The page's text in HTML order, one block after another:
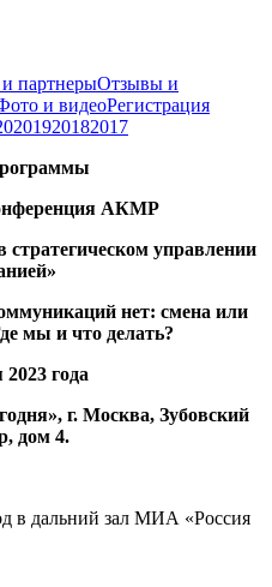
партнерыОтзывы и
и видеоРегистрация
201920182017
АКМР
управлении
нет: смена или
мы и что делать?
2023 года
г. Москва, Зубовский
дом 4.
в дальний зал МИА «Россия